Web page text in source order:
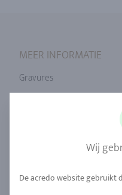
MEER INFORMATIE
Gravures
Stedelijke mijnbouw
Wij